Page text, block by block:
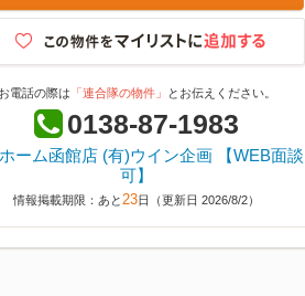
お電話の際は 「連合隊の物件」 とお伝えください。
0138-87-1983
ーム函館店 (有)ウイン企画 【WEB面談
可】
情報掲載期限：あと23日（更新日 2026/8/2）